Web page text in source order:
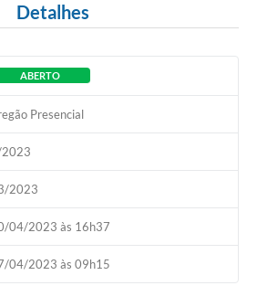
Detalhes
ABERTO
Presencial
2023
04/2023 às 16h37
04/2023 às 09h15